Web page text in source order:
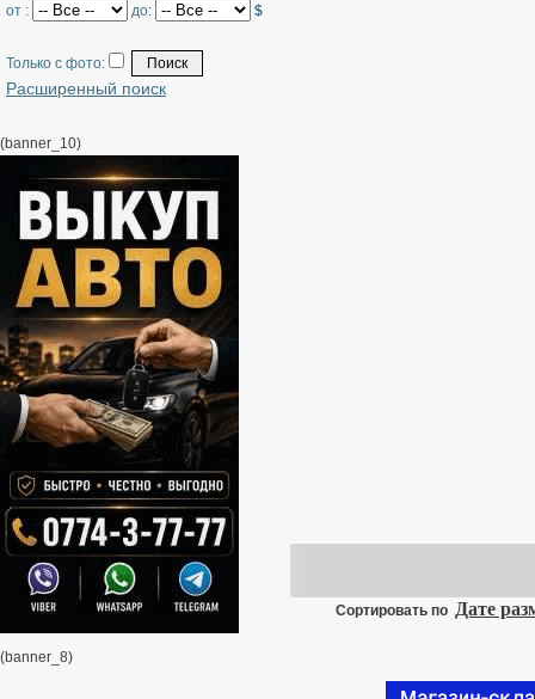
от :
до: $
Только с фото:
Расширенный поиск
(banner_10)
(banner_8)
Сортировать по Дате